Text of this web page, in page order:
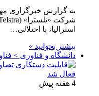
به گزارش خبرگزاری
استرالیا، با اختلالی…
بیشتر بخوانید »
دانشگاه و فناوری >
4 هفته پیش